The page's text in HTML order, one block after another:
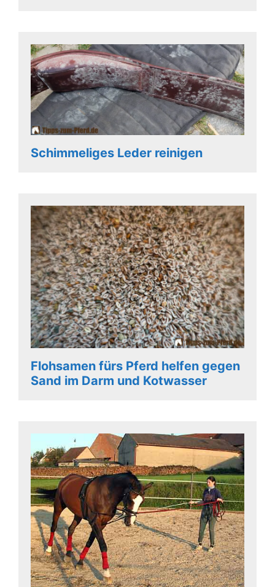
Schimmeliges Leder reinigen
Flohsamen fürs Pferd helfen gegen
Sand im Darm und Kotwasser